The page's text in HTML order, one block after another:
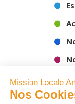
Mission Locale
Nos